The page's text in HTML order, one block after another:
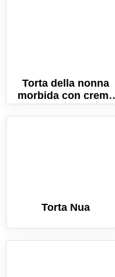
Torta della nonna
morbida con crema
pasticcera. Ricetta
cremosissima!
Torta Nua